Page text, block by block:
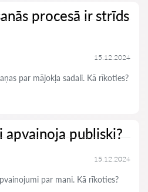
procesā ir strīds
15.12.2024
par mājokļa sadali. Kā rīkoties?
apvainoja publiski?
15.12.2024
par mani. Kā rīkoties?